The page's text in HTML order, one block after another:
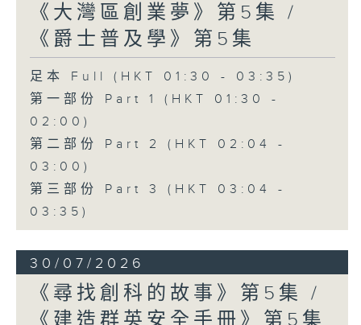
《大灣區創業夢》第5集 /
《爵士普及學》第5集
足本 Full (HKT 01:30 - 03:35)
第一部份 Part 1 (HKT 01:30 -
02:00)
第二部份 Part 2 (HKT 02:04 -
03:00)
第三部份 Part 3 (HKT 03:04 -
03:35)
30/07/2026
《尋找創科的故事》第5集 /
《建造群英安全手冊》第5集